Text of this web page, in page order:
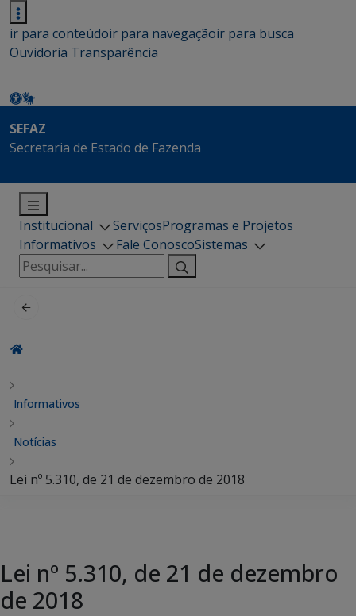
ir para conteúdoir para navegaçãoir para busca
Ouvidoria Transparência
SEFAZ
Secretaria de Estado de Fazenda
Institucional ServiçosProgramas e Projetos
Informativos
Fale ConoscoSistemas
Pesquisar
por:
Informativos
Notícias
Lei nº 5.310, de 21 de dezembro de 2018
Lei nº 5.310, de 21 de dezembro
de 2018